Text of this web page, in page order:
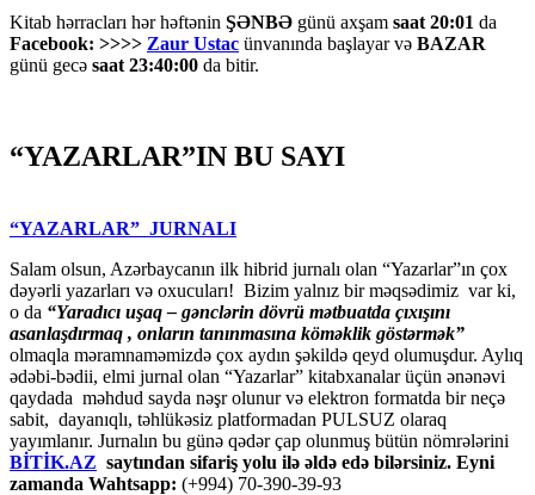
Kitab hərracları hər həftənin ŞƏNBƏ günü axşam saat 20:01 da
Facebook: >>>> Zaur Ustac ünvanında başlayar və BAZAR
günü gecə saat 23:40:00 da bitir.
“YAZARLAR”IN BU SAYI
“YAZARLAR” JURNALI
Salam olsun, Azərbaycanın ilk hibrid jurnalı olan “Yazarlar”ın çox
dəyərli yazarları və oxucuları! Bizim yalnız bir məqsədimiz var ki,
o da “Yaradıcı uşaq – gәnclәrin dövrü mәtbuatda çıxışını
asanlaşdırmaq , onların tanınmasına kömәklik göstәrmәk”
olmaqla məramnaməmizdə çox aydın şəkildə qeyd olumuşdur. Aylıq
ədəbi-bədii, elmi jurnal olan “Yazarlar” kitabxanalar üçün ənənəvi
qaydada məhdud sayda nəşr olunur və elektron formatda bir neçə
sabit, dayanıqlı, təhlükəsiz platformadan PULSUZ olaraq
yayımlanır. Jurnalın bu günə qədər çap olunmuş bütün nömrələrini
BİTİK.AZ saytından sifariş yolu ilə əldə edə bilərsiniz. Eyni
zamanda Wahtsapp: (+994) 70-390-39-93